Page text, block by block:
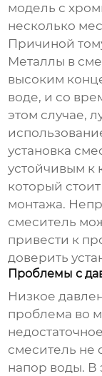
модель с
несколько
Причиной
Металлы в
высоким
воде, и со
этом случае,
установка
устойчивым к
который стоит
монтажа.
смеситель
привести к
доверить
Проблемы с
Низкое
проблема во
смеситель не
напор воды. В